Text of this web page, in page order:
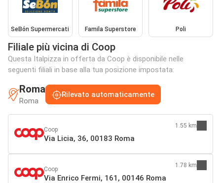
SeBón Supermercati Famila Superstore Poli
Filiale più vicina di Coop
Questa Italpizza in offerta da Coop è disponibile nelle
seguenti filiali in base alla tua posizione impostata:
Roma
Roma
Rilevato automaticamente
Coop
Via Licia, 36, 00183 Roma
1.55 km
Coop
Via Enrico Fermi, 161, 00146 Roma
1.78 km